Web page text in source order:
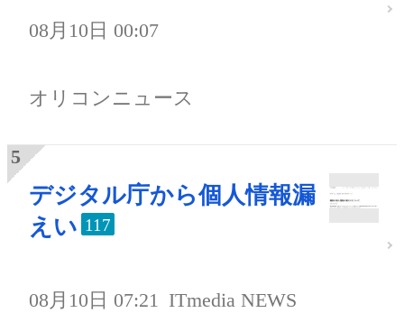
08月10日 00:07
オリコンニュース
デジタル庁から個人情報漏
えい 117
08月10日 07:21 ITmedia NEWS